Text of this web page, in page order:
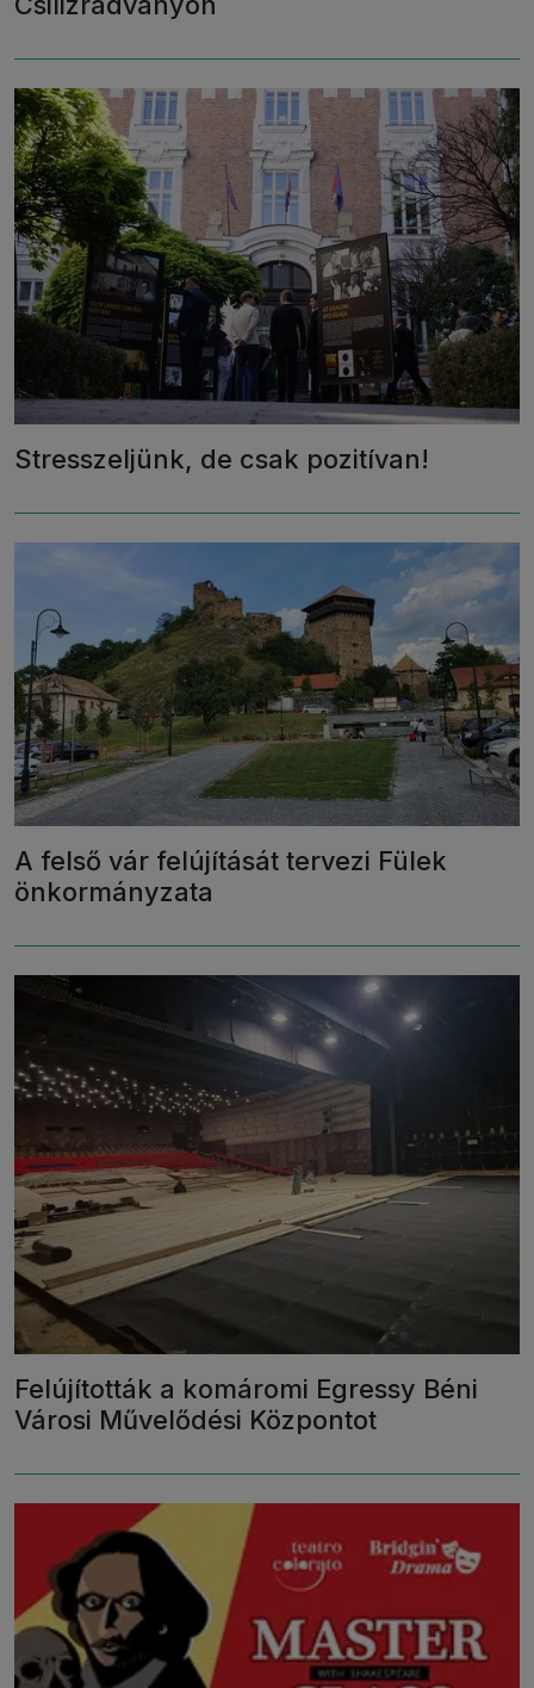
Stresszeljünk, de csak pozitívan!
A felső vár felújítását tervezi Fülek
önkormányzata
Felújították a komáromi Egressy Béni
Városi Művelődési Központot